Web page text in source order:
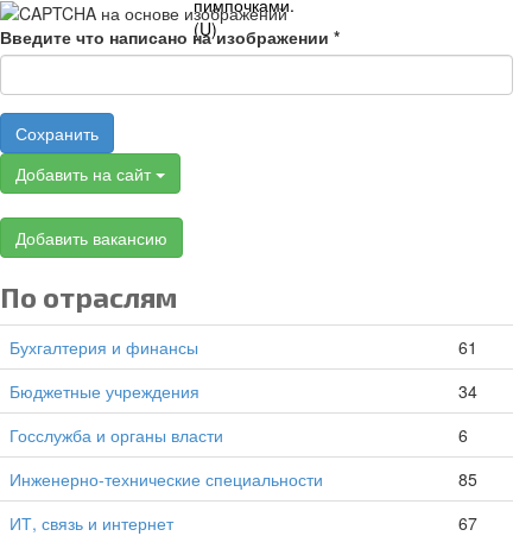
Введите что написано на изображении *
Сохранить
Добавить на сайт
Добавить вакансию
По отраслям
Бухгалтерия и финансы
61
Бюджетные учреждения
34
Госслужба и органы власти
6
Инженерно-технические специальности
85
ИТ, связь и интернет
67